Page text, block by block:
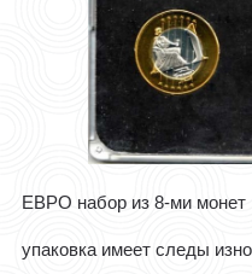
ЕВРО набор из 8-ми монет
упаковка имеет следы